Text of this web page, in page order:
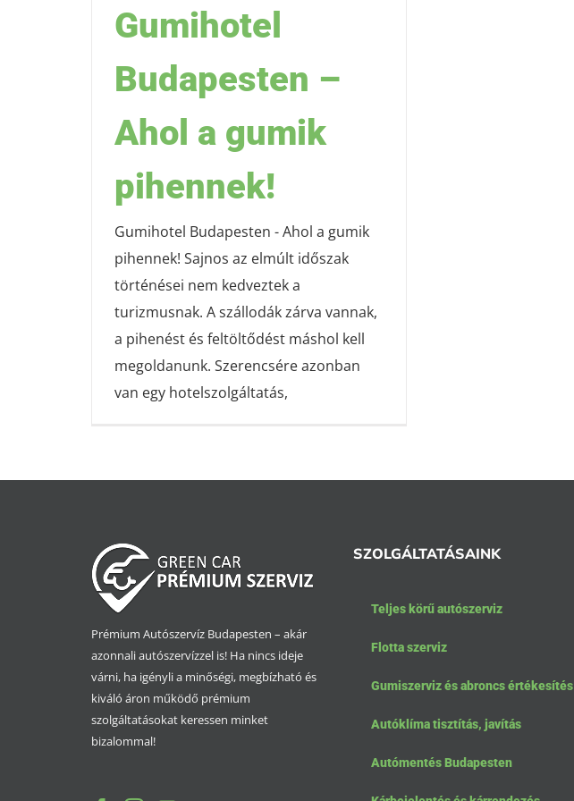
Gumihotel
Budapesten –
Ahol a gumik
pihennek!
Gumihotel Budapesten - Ahol a gumik
pihennek! Sajnos az elmúlt időszak
történései nem kedveztek a
turizmusnak. A szállodák zárva vannak,
a pihenést és feltöltődést máshol kell
megoldanunk. Szerencsére azonban
van egy hotelszolgáltatás,
Prémium Autószervíz Budapesten – akár
azonnali autószervízzel is! Ha nincs ideje
várni, ha igényli a minőségi, megbízható és
kiváló áron működő prémium
szolgáltatásokat keressen minket
bizalommal!
SZOLGÁLTATÁSAINK
Teljes körű autószerviz
Flotta szerviz
Gumiszerviz és abroncs értékesítés
Autóklíma tisztítás, javítás
Autómentés Budapesten